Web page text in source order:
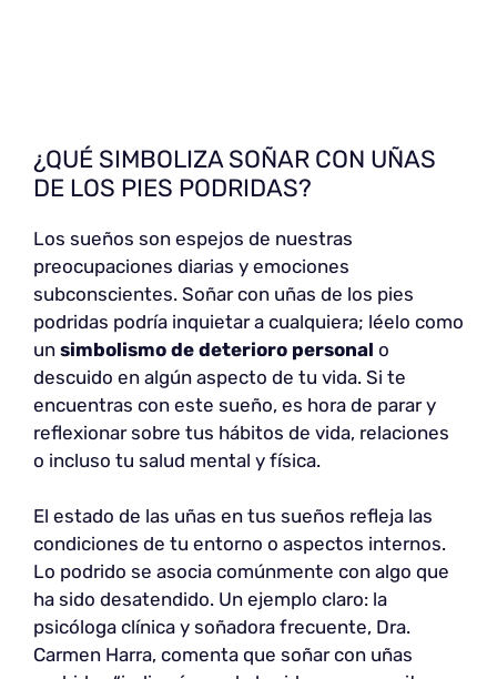
¿QUÉ SIMBOLIZA SOÑAR CON UÑAS
DE LOS PIES PODRIDAS?
Los sueños son espejos de nuestras
preocupaciones diarias y emociones
subconscientes. Soñar con uñas de los pies
podridas podría inquietar a cualquiera; léelo como
un simbolismo de deterioro personal o
descuido en algún aspecto de tu vida. Si te
encuentras con este sueño, es hora de parar y
reflexionar sobre tus hábitos de vida, relaciones
o incluso tu salud mental y física.
El estado de las uñas en tus sueños refleja las
condiciones de tu entorno o aspectos internos.
Lo podrido se asocia comúnmente con algo que
ha sido desatendido. Un ejemplo claro: la
psicóloga clínica y soñadora frecuente, Dra.
Carmen Harra, comenta que soñar con uñas